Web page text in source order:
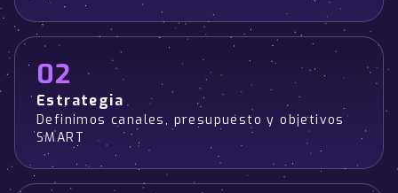
02
Estrategia
Definimos canales, presupuesto y objetivos
SMART